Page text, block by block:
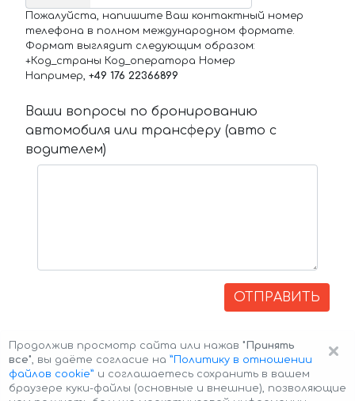
Пожалуйста, напишите Ваш контактный номер
телефона в полном международном формате.
Формат выглядит следующим образом:
+Код_страны Код_оператора Номер
Например, +49 176 22366899
Ваши вопросы по бронированию
автомобиля или трансферу (авто с
водителем)
ОТПРАВИТЬ
×
Продолжив просмотр сайта или нажав "Принять
все", вы даёте согласие на ”Политику в отношении
файлов cookie” и соглашаетесь сохранить в вашем
браузере куки-файлы (основные и внешние), позволяющие